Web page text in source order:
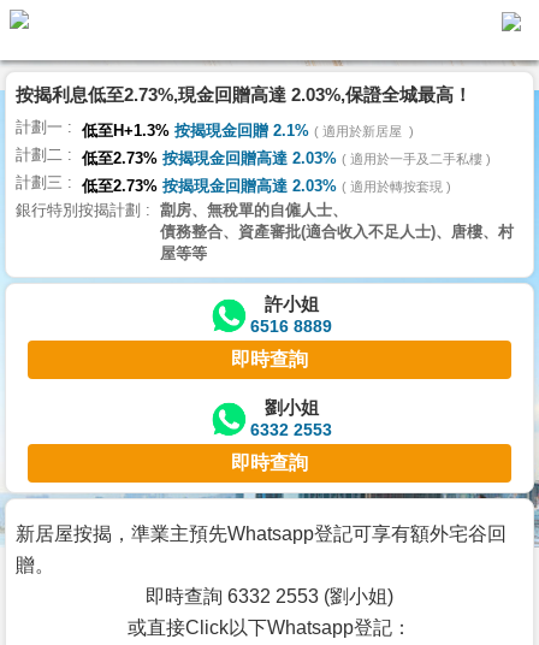
理
主
頁
搵
樓/
交
業
主
宅
谷
按
按揭利息低至2.73%,現金回贈高達 2.03%,保證全城最高！
計劃一 低至H+1.3% 按揭現金回贈 2.1% 適用於新居屋
計劃二 低至2.73% 按揭現金回贈高達 2.03% 適用於一手及二手私樓
計劃三 低至2.73% 按揭現金回贈高達 2.03% 適用於轉按套現
銀行特別按揭計劃
劏房、無稅單的自僱人士、
債務整合、資產審批(適合收入不足人士)、唐樓、村
屋等等
許小姐
6516 8889
即時查詢
劉小姐
6332 2553
即時查詢
新居屋按揭，準業主預先Whatsapp登記可享有額外宅谷回
贈。
即時查詢 6332 2553 (劉小姐)
或直接Click以下Whatsapp登記：